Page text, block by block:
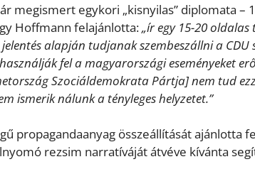
megismert egykori „kisnyilas” diplomata –
Hoffmann felajánlotta:„ír egy 15-20 oldalas
alapján tudjanak szembeszállni a CDU
fel a magyarországi eseményeket
Szociáldemokrata Pártja] nem tud
ismerik nálunk a tényleges helyzetet.”
propagandaanyag összeállítását ajánlotta
rezsim narratíváját átvéve kívánta